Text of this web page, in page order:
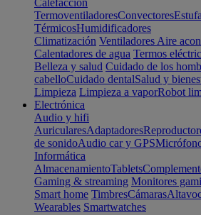
Calefacción
TermoventiladoresConvectores
TérmicosHumidificadores
Climatización Ventiladores Aire
Calentadores de agua Termos
Belleza y salud Cuidado de los
cabelloCuidado dentalSalud y
Limpieza Limpieza a vaporRobot
Electrónica
Audio y hifi
AuricularesAdaptadores
de sonidoAudio car y GPS
Informática
AlmacenamientoTablets
Gaming & streaming Monitores
Smart home TimbresCámaras
Wearables Smartwatches